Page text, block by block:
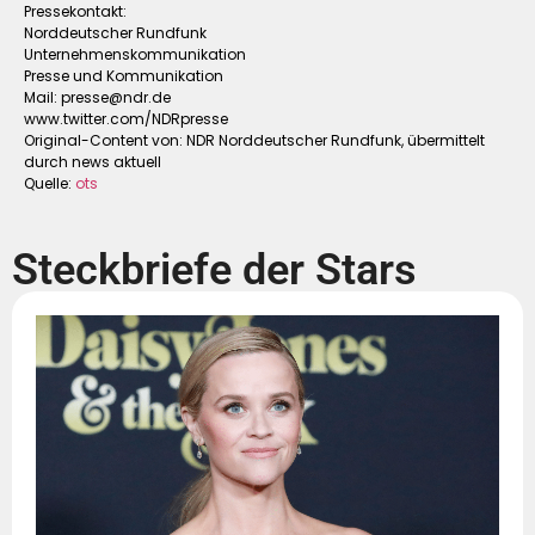
Pressekontakt:
Norddeutscher Rundfunk
Unternehmenskommunikation
Presse und Kommunikation
Mail: presse@ndr.de
www.twitter.com/NDRpresse
Original-Content von: NDR Norddeutscher Rundfunk, übermittelt
durch news aktuell
Quelle: ots
Steckbriefe der Stars